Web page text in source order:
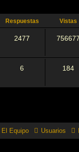
Respuestas Vistas
2477 756677
6 184
Usuarios
El Equipo